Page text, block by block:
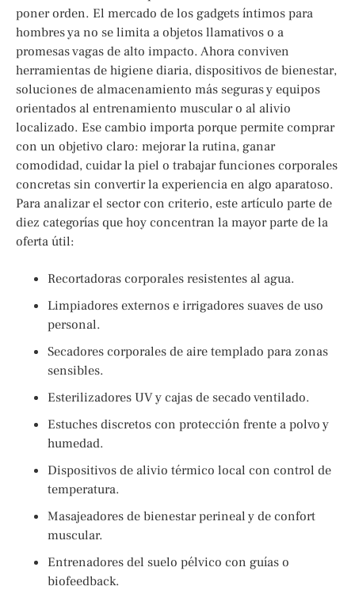
poner orden. El mercado de los gadgets íntimos para
hombres ya no se limita a objetos llamativos o a
promesas vagas de alto impacto. Ahora conviven
herramientas de higiene diaria, dispositivos de bienestar,
soluciones de almacenamiento más seguras y equipos
orientados al entrenamiento muscular o al alivio
localizado. Ese cambio importa porque permite comprar
con un objetivo claro: mejorar la rutina, ganar
comodidad, cuidar la piel o trabajar funciones corporales
concretas sin convertir la experiencia en algo aparatoso.
Para analizar el sector con criterio, este artículo parte de
diez categorías que hoy concentran la mayor parte de la
oferta útil:
Recortadoras corporales resistentes al agua.
Limpiadores externos e irrigadores suaves de uso
personal.
Secadores corporales de aire templado para zonas
sensibles.
Esterilizadores UV y cajas de secado ventilado.
Estuches discretos con protección frente a polvo y
humedad.
Dispositivos de alivio térmico local con control de
temperatura.
Masajeadores de bienestar perineal y de confort
muscular.
Entrenadores del suelo pélvico con guías o
biofeedback.